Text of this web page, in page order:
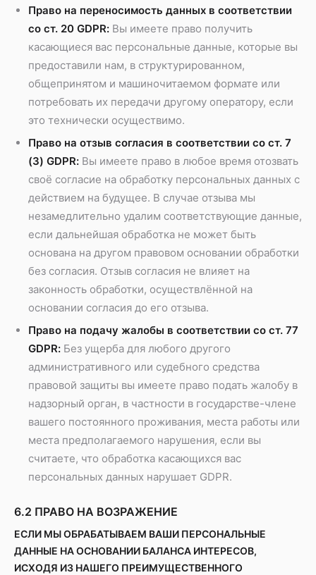
Право на переносимость данных в соответствии
со ст. 20 GDPR: Вы имеете право получить
касающиеся вас персональные данные, которые вы
предоставили нам, в структурированном,
общепринятом и машиночитаемом формате или
потребовать их передачи другому оператору, если
это технически осуществимо.
Право на отзыв согласия в соответствии со ст. 7
(3) GDPR: Вы имеете право в любое время отозвать
своё согласие на обработку персональных данных с
действием на будущее. В случае отзыва мы
незамедлительно удалим соответствующие данные,
если дальнейшая обработка не может быть
основана на другом правовом основании обработки
без согласия. Отзыв согласия не влияет на
законность обработки, осуществлённой на
основании согласия до его отзыва.
Право на подачу жалобы в соответствии со ст. 77
GDPR: Без ущерба для любого другого
административного или судебного средства
правовой защиты вы имеете право подать жалобу в
надзорный орган, в частности в государстве-члене
вашего постоянного проживания, места работы или
места предполагаемого нарушения, если вы
считаете, что обработка касающихся вас
персональных данных нарушает GDPR.
6.2 ПРАВО НА ВОЗРАЖЕНИЕ
ЕСЛИ МЫ ОБРАБАТЫВАЕМ ВАШИ ПЕРСОНАЛЬНЫЕ
ДАННЫЕ НА ОСНОВАНИИ БАЛАНСА ИНТЕРЕСОВ,
ИСХОДЯ ИЗ НАШЕГО ПРЕИМУЩЕСТВЕННОГО